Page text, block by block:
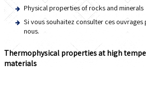
Physical properties of rocks and minerals
Si vous souhaitez consulter ces
nous.
Thermophysical properties at high
materials